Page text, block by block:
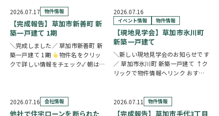
をご用意しておりますので、ご家族
皆さまでぜひお立ち寄りください。
【販売メニュー…
2026.07.17 物件情報
【完成報告】草加市新善町 新
築一戸建て 1期
＼完成しました／ 草加市新善町 新
築一戸建て 1期
物件名をクリッ
クで詳しい情報をチェック✓ 朝は南
叶う新築一戸建てです。カウンター
キッ…
2026.07.16
イベント情報 物件情報
【現地見学会】草加市氷川町
新築一戸建て
＼新しい現地見学会のお知らせです
／ 草加市氷川町 新築一戸建て ↑ク
リックで物件情報へリンク おすす
の広々LDKは水廻り集中設計につ
き、毎日の家事を効率的にこなせま
2026.07.16 会社情報
他社で住宅ローンを断られた
2026.07.11 物件情報
【完成報告】草加市手代3丁目